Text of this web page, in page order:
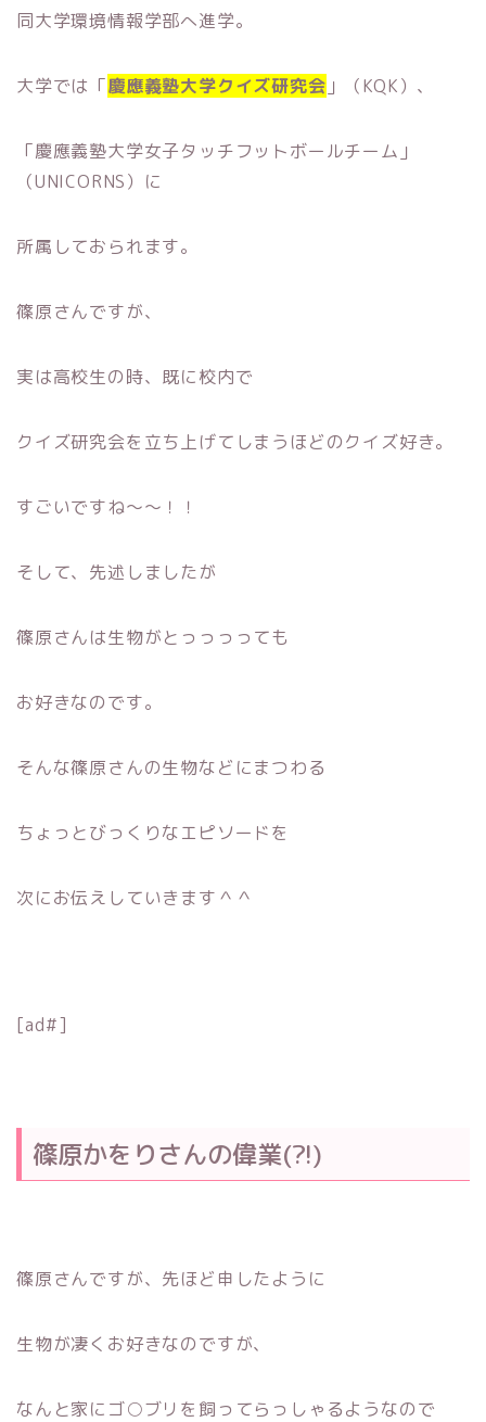
同大学環境情報学部へ進学。
大学では「慶應義塾大学クイズ研究会 」（KQK）、
「慶應義塾大学女子タッチフットボールチーム」
（UNICORNS）に
所属しておられます。
篠原さんですが、
実は高校生の時、既に校内で
クイズ研究会を立ち上げてしまうほどのクイズ好き。
すごいですね〜〜！！
そして、先述しましたが
篠原さんは生物がとっっっっても
お好きなのです。
そんな篠原さんの生物などにまつわる
ちょっとびっくりなエピソードを
次にお伝えしていきます＾＾
[ad#]
篠原かをりさんの偉業(?!)
篠原さんですが、先ほど申したように
生物が凄くお好きなのですが、
なんと家にゴ○ブリを飼ってらっしゃるようなので